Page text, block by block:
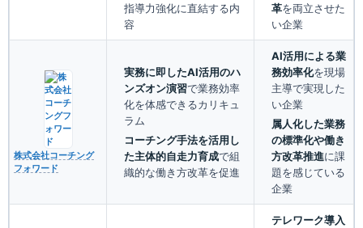
指導力強化に直結する内
容
革を両立させた
い企業
株式会社コーチング
フォワード
実務に即したAI活用のハ
ンズオン演習で業務効率
化を体感できるカリキュ
ラム
コーチング手法を活用し
た主体的自走力育成で組
織的な働き方改革を促進
AI活用による業
務効率化を現場
主導で実現した
い企業
属人化した業務
の標準化や働き
方改革推進に課
題を感じている
企業
テレワーク導入